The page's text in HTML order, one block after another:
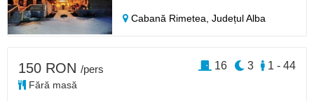
Cabană Rimetea,Județul Alba
150 RON /pers
Fără masă
1 - 44
3
16